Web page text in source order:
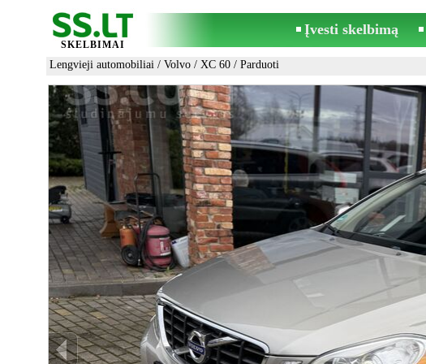
SKELBIMAI
Įvesti skelbimą
Lengvieji automobiliai / Volvo / XC 60 / Parduoti